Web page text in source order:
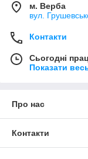
м. Верба
вул.
Контакти
Сьогодні
Показати
Про нас
Контакти